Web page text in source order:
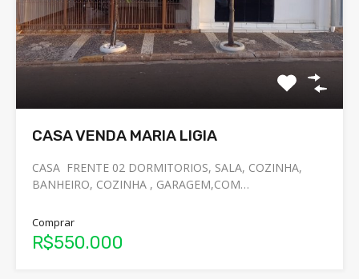
CASA VENDA MARIA LIGIA
CASA FRENTE 02 DORMITORIOS, SALA, COZINHA,
BANHEIRO, COZINHA , GARAGEM,COM…
Comprar
R$550.000